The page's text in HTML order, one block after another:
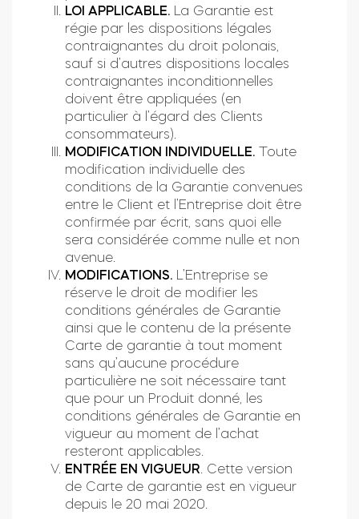
LOI APPLICABLE.
La Garantie est
régie par les dispositions légales
contraignantes du droit polonais,
sauf si d’autres dispositions locales
contraignantes inconditionnelles
doivent être appliquées (en
particulier à l’égard des Clients
consommateurs).
MODIFICATION INDIVIDUELLE. Toute
modification individuelle des
conditions de la Garantie convenues
entre le Client et l’Entreprise doit être
confirmée par écrit, sans quoi elle
sera considérée comme nulle et non
avenue.
MODIFICATIONS.
L’Entreprise se
réserve le droit de modifier les
conditions générales de Garantie
ainsi que le contenu de la présente
Carte de garantie à tout moment
sans qu’aucune procédure
particulière ne soit nécessaire tant
que pour un Produit donné, les
conditions générales de Garantie en
vigueur au moment de l’achat
resteront applicables.
ENTRÉE EN VIGUEUR . Cette version
de Carte de garantie est en vigueur
depuis le 20 mai 2020.